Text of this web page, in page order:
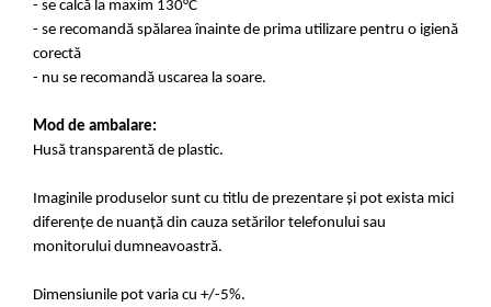
- se calcă la maxim 130°C
- se recomandă spălarea înainte de prima utilizare pentru o igienă
corectă
- nu se recomandă uscarea la soare.
Mod de ambalare:
Husă transparentă de plastic.
Imaginile produselor sunt cu titlu de prezentare și pot exista mici
diferențe de nuanță din cauza setărilor telefonului sau
monitorului dumneavoastră.
Dimensiunile pot varia cu +/-5%.